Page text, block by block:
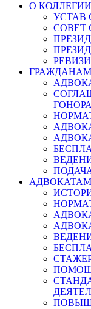
О КОЛЛЕГИИ
УСТАВ
СОВЕТ
ГРАЖДАНАМ
АДВОКАТАМ